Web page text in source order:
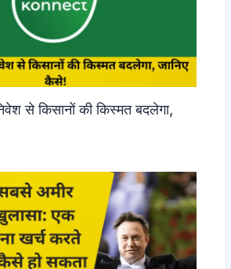
से किसानों की किस्मत बदलेगा,